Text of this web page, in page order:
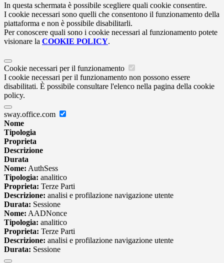
In questa schermata è possibile scegliere quali cookie consentire.
I cookie necessari sono quelli che consentono il funzionamento della
piattaforma e non è possibile disabilitarli.
Per conoscere quali sono i cookie necessari al funzionamento potete
visionare la COOKIE POLICY.
Cookie necessari per il funzionamento
I cookie necessari per il funzionamento non possono essere
disabilitati. È possibile consultare l'elenco nella pagina della cookie
policy.
sway.office.com
Nome
Tipologia
Proprieta
Descrizione
Durata
Nome: AuthSess
Tipologia: analitico
Proprieta: Terze Parti
Descrizione: analisi e profilazione navigazione utente
Durata: Sessione
Nome: AADNonce
Tipologia: analitico
Proprieta: Terze Parti
Descrizione: analisi e profilazione navigazione utente
Durata: Sessione